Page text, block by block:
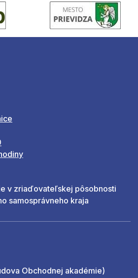
v zriaďovateľskej pôsobnosti
samosprávneho kraja
Obchodnej akadémie)